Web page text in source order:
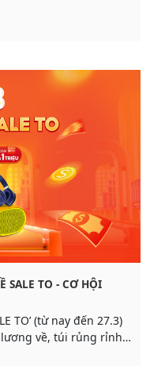
SALE TO - CƠ HỘI
TO’ (từ nay đến 27.3)
về, túi rủng rỉnh